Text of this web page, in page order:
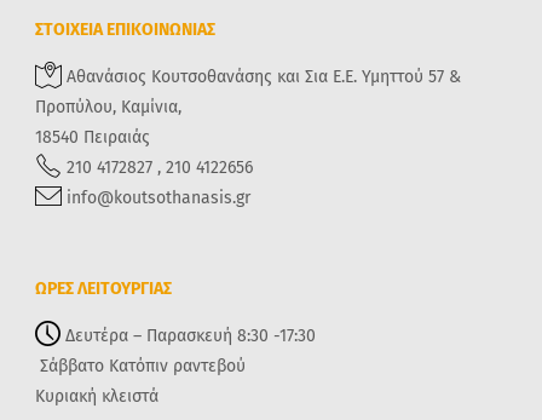
ΣΤΟΙΧΕΙΑ ΕΠΙΚΟΙΝΩΝΙΑΣ
Αθανάσιος Κουτσοθανάσης και Σια Ε.Ε. Υμηττού 57 &
Προπύλου, Καμίνια,
18540 Πειραιάς
210 4172827 , 210 4122656
info@koutsothanasis.gr
ΩΡΕΣ ΛΕΙΤΟΥΡΓΙΑΣ
Δευτέρα – Παρασκευή 8:30 -17:30
Σάββατο Κατόπιν ραντεβού
Κυριακή κλειστά